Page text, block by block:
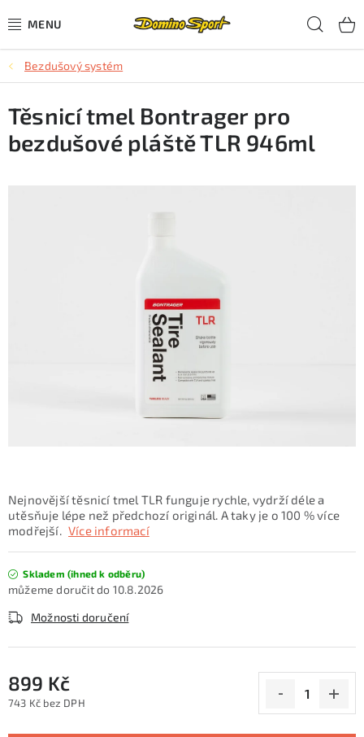
na
CYKLISTIKA
SJEZDOVÉ LYŽOVÁNÍ
SKIALPOVÉ LYŽOVÁNÍ
Bezdušový systém
Nejnovější těsnicí tmel TLR funguje rychle, vydrží déle a
utěsňuje lépe než předchozí originál. A taky je o 100 % více
modřejší. Více informací
Skladem (ihned k odběru)
10.8.2026
Možnosti doručení
899 Kč
743 Kč bez DPH
Těsnicí tmel Bontrager pro
bezdušové pláště TLR 946ml